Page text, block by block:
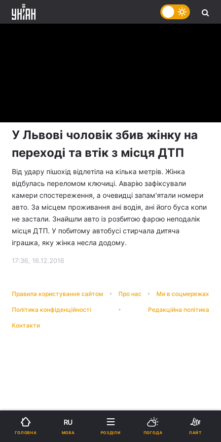
У Львові чоловік збив жінку на
переході та втік з місця ДТП
Від удару пішохід відлетіла на кілька метрів. Жінка
відбулась переломом ключиці. Аварію зафіксували
камери спостереження, а очевидці запам'ятали номери
авто. За місцем проживання ані водія, ані його буса копи
не застали. Знайшли авто із розбитою фарою неподалік
місця ДТП. У побитому автобусі стирчала дитяча
іграшка, яку жінка несла додому.
17:36, 16.12.2016
Правила користування сайтом Про нас Ми в соцмережах
Політика конфіденційності Редакційна політика
Контакти
ГОЛОВНА
RU
МОВА РОЗДІЛИ ПОГОДА ЛАЙТ